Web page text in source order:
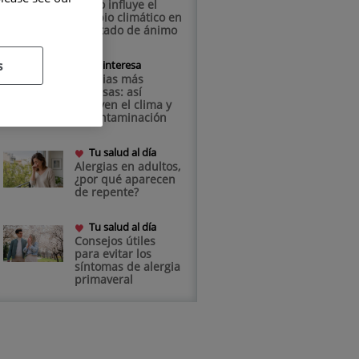
Cómo influye el
cambio climático en
el estado de ánimo
Te interesa
Alergias más
intensas: así
influyen el clima y
la contaminación
Tu salud al día
Alergias en adultos,
¿por qué aparecen
de repente?
Tu salud al día
Consejos útiles
para evitar los
síntomas de alergia
primaveral